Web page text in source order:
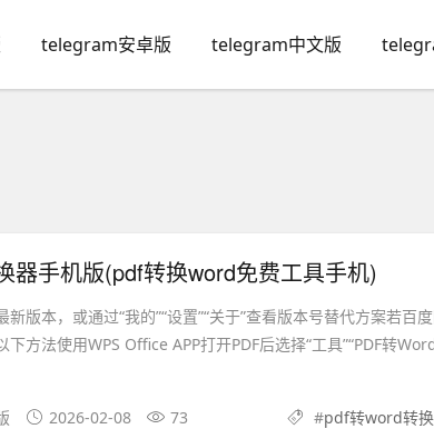
telegram安卓版 telegram中文版
器手机版(pdf转换word免费工具手机)
版本，或通过“我的”“设置”“关于”查看版本号替代方案若百
下方法使用WPS Office APP打开PDF后选择“工具”“PDF转
2026-02-08 73 #pdf转word转